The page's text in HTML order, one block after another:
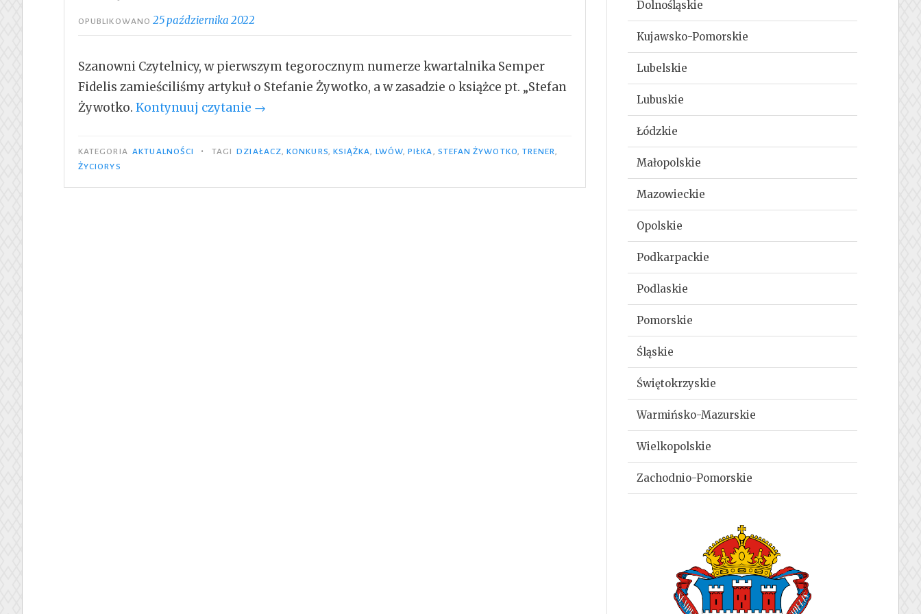
OPUBLIKOWANO25 października 2022
Szanowni Czytelnicy, w pierwszym tegorocznym numerze kwartalnika Semper
Fidelis zamieściliśmy artykuł o Stefanie Żywotko, a w zasadzie o książce pt. „Stefan
Żywotko. Kontynuuj czytanie „Książka
Roku”
→
KATEGORIA AKTUALNOŚCI • TAGI DZIAŁACZ ,KONKURS KSIĄŻKA LWÓW,PIŁKA STEFAN ŻYWOTKO TRENER
ŻYCIORYS
Dolnośląskie
Kujawsko-Pomorskie
Lubelskie
Lubuskie
Łódzkie
Małopolskie
Mazowieckie
Opolskie
Podkarpackie
Podlaskie
Pomorskie
Śląskie
Świętokrzyskie
Warmińsko-Mazurskie
Wielkopolskie
Zachodnio-Pomorskie